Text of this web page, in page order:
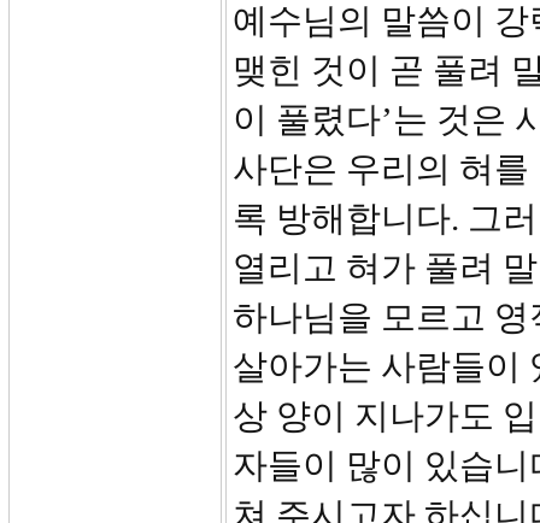
예수님의 말씀이
맺힌 것이 곧 풀려
이 풀렸다’는 것은
사단은 우리의 혀
록 방해합니다. 그
열리고 혀가 풀려
하나님을 모르고
살아가는 사람들이
상 양이 지나가도
자들이 많이 있습
쳐 주시고자 하십